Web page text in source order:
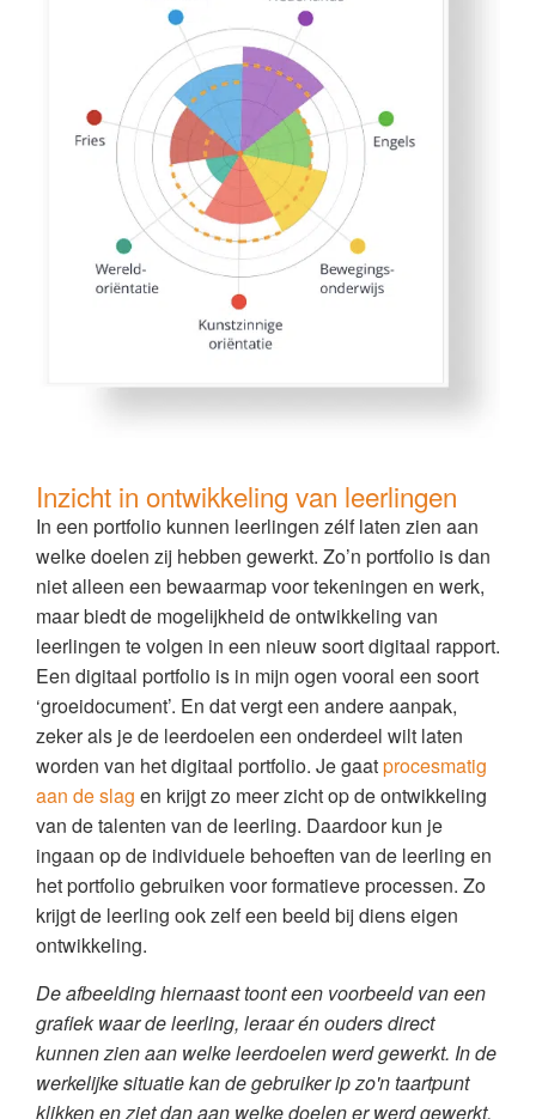
Inzicht in ontwikkeling van leerlingen
In een portfolio kunnen leerlingen zélf laten zien aan
welke doelen zij hebben gewerkt. Zo’n portfolio is dan
niet alleen een bewaarmap voor tekeningen en werk,
maar biedt de mogelijkheid de ontwikkeling van
leerlingen te volgen in een nieuw soort digitaal rapport.
Een digitaal portfolio is in mijn ogen vooral een soort
‘groeidocument’. En dat vergt een andere aanpak,
zeker als je de leerdoelen een onderdeel wilt laten
worden van het digitaal portfolio. Je gaatprocesmatig
aan de slag en krijgt zo meer zicht op de ontwikkeling
van de talenten van de leerling. Daardoor kun je
ingaan op de individuele behoeften van de leerling en
het portfolio gebruiken voor formatieve processen. Zo
krijgt de leerling ook zelf een beeld bij diens eigen
ontwikkeling.
De afbeelding hiernaast toont een voorbeeld van een
grafiek waar de leerling, leraar én ouders direct
kunnen zien aan welke leerdoelen werd gewerkt. In de
werkelijke situatie kan de gebruiker ip zo'n taartpunt
klikken en ziet dan aan welke doelen er werd gewerkt.